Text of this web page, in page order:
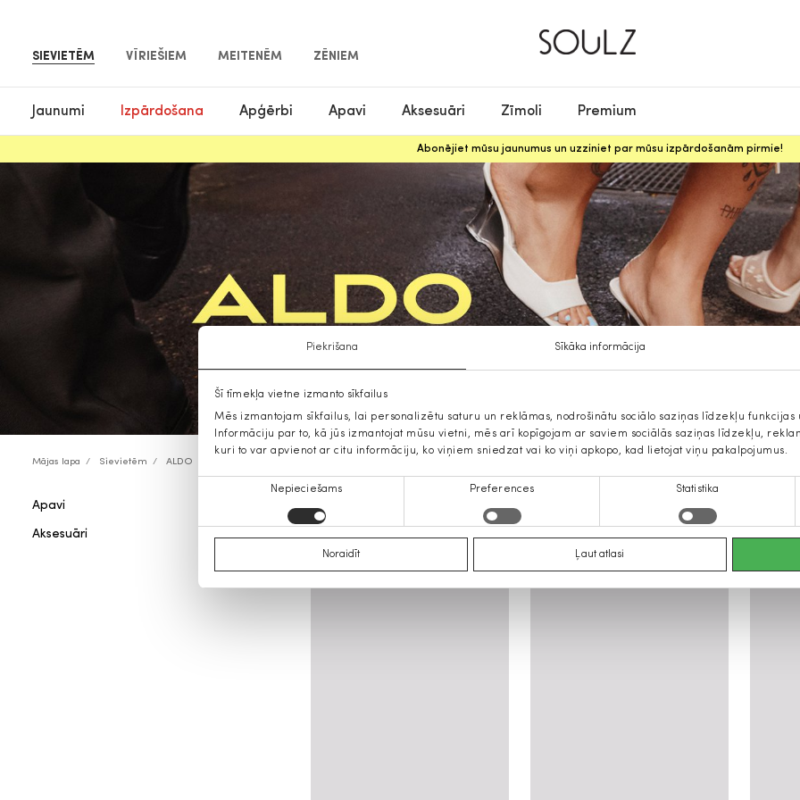
Piekrišana Sīkāka informācija
Šī tīmekļa vietne izmanto sīkfailus
Mēs izmantojam sīkfailus, lai personalizētu saturu un reklāmas, nodrošinātu sociālo saziņas līdzekļu funkcijas
Informāciju par to, kā jūs izmantojat mūsu vietni, mēs arī kopīgojam ar saviem sociālās saziņas līdzekļu,
kuri to var apvienot ar citu informāciju, ko viņiem sniedzat vai ko viņi apkopo, kad lietojat viņu pakalpojumus.
Nepieciešams Preferences Statistika
Noraidīt Ļaut atlasi
SIEVIETĒM VĪRIEŠIEM MEITENĒM ZĒNIEM
Jaunumi Izpārdošana Apģērbi Apavi Aksesuāri Zīmoli Premium
Abonējiet mūsu jaunumus un uzziniet par mūsu izpārdošanām pirmie!
Mājas lapa Sievietēm ALDO
Apavi
Aksesuāri
ALDO: visas kategorijas